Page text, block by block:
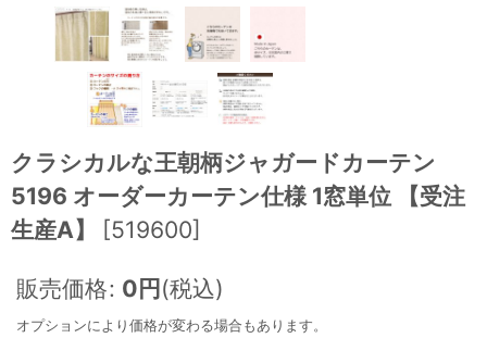
クラシカルな王朝柄ジャガードカーテン
5196 オーダーカーテン仕様 1窓単位 【受注
生産A】
[519600]
販売価格: 0円(税込)
オプションにより価格が変わる場合もあります。